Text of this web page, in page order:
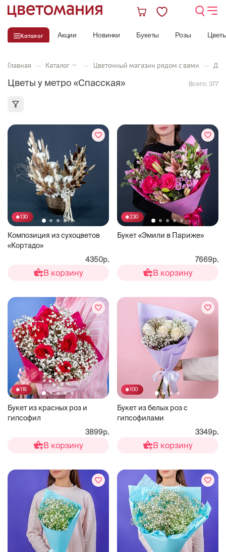
Каталог Акции Новинки Букеты Розы
Главная — Каталог — Цветочный магазин рядом с вами —
Цветы у метро «Спасская» Всего: 377
130
Композиция из сухоцветов
«Кортадо»
4350р.
В корзину
230
Букет «Эмили в Париже»
7669р.
В корзину
116
Букет из красных роз и
гипсофил
3899р.
В корзину
100
Букет из белых роз с
гипсофилами
3349р.
В корзину